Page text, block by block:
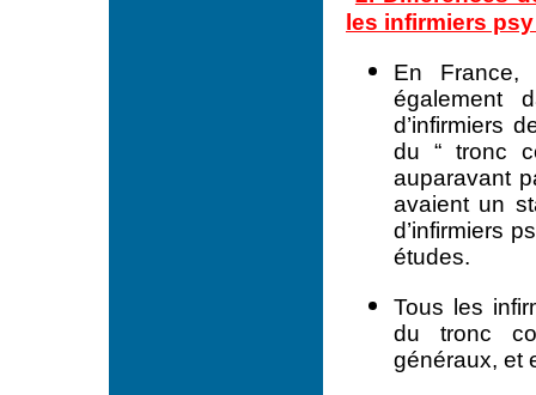
les infirmiers
En France,
également
d’infirmiers
du “ tronc
auparavant
avaient un
d’infirmiers
études.
Tous les
du tronc
généraux, et